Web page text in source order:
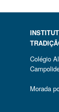
Colégio
Morada